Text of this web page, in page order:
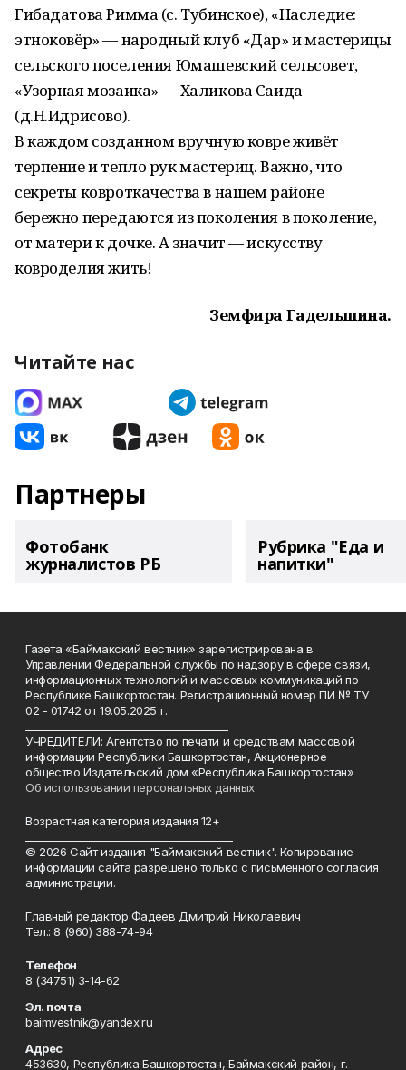
Гибадатова Римма (с. Тубинское), «Наследие:
этноковёр» — народный клуб «Дар» и мастерицы
сельского поселения Юмашевский сельсовет,
«Узорная мозаика» — Халикова Саида
(д.Н.Идрисово).
В каждом созданном вручную ковре живёт
терпение и тепло рук мастериц. Важно, что
секреты ковроткачества в нашем районе
бережно передаются из поколения в поколение,
от матери к дочке. А значит — искусству
ковроделия жить!
Земфира Гадельшина.
Читайте нас
Партнеры
Фотобанк
журналистов РБ
Рубрика "Еда и
напитки"
Газета «Баймакский вестник» зарегистрирована в
Управлении Федеральной службы по надзору в сфере связи,
информационных технологий и массовых коммуникаций по
Республике Башкортостан. Регистрационный номер ПИ № ТУ
02 - 01742 от 19.05.2025 г.
УЧРЕДИТЕЛИ: Агентство по печати и средствам массовой
информации Республики Башкортостан, Акционерное
общество Издательский дом «Республика Башкортостан»
Об использовании персональных данных
Возрастная категория издания 12+
© 2026 Сайт издания "Баймакский вестник". Копирование
информации сайта разрешено только с письменного согласия
администрации.
Главный редактор Фадеев Дмитрий Николаевич
Тел.: 8 (960) 388-74-94
Телефон
8 (34751) 3-14-62
Эл. почта
baimvestnik@yandex.ru
Адрес
453630, Республика Башкортостан, Баймакский район, г.